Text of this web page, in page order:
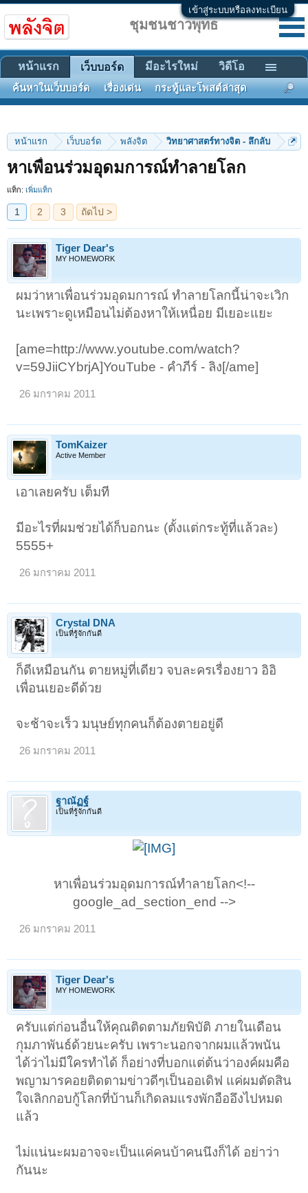
เข้าสู่ระบบหรือลงทะเบียน
หน้าแรก เว็บบอร์ด พลังจิต วิทยาศาสตร์ทางจิต - ลึกลับ
หาเพื่อนร่วมอุดมการณ์ทำลายโลก
แท็ก: เพิ่มแท็ก
1 2 3 ถัดไป >
Tiger Dear's
MY HOMEWORK
ผมว่าหาเพื่อนร่วมอุดมการณ์ ทำลายโลกนี้น่าจะเวิก
นะเพราะดูเหมือนไม่ต้องหาให้เหนื่อย มีเยอะแยะ
[ame=http://www.youtube.com/watch?
v=59JiiCYbrjA]YouTube - คำภีร์ - ลิง[/ame]
26 มกราคม 2011
TomKaizer
Active Member
เอาเลยครับ เต็มที
มีอะไรที่ผมช่วยได้ก็บอกนะ (ตั้งแต่กระทู้ที่แล้วละ)
5555+
26 มกราคม 2011
Crystal DNA
เป็นที่รู้จักกันดี
ก็ดีเหมือนกัน ตายหมู่ที่เดียว จบละครเรื่องยาว อิอิ
เพื่อนเยอะดีด้วย
จะช้าจะเร็ว มนุษย์ทุกคนก็ต้องตายอยู่ดี
26 มกราคม 2011
ฐาณัฏฐ์
เป็นที่รู้จักกันดี
หาเพื่อนร่วมอุดมการณ์ทำลายโลก<!--
google_ad_section_end -->​
26 มกราคม 2011
Tiger Dear's
MY HOMEWORK
ครับแต่ก่อนอื่นให้คุณติดตามภัยพิบัติ ภายในเดือน
กุมภาพันธ์ด้วยนะครับ เพราะนอกจากผมแล้วพนัน
ได้ว่าไม่มีใครทำได้ ก็อย่างที่บอกแต่ต้นว่าองค์ผมคือ
พญามารคอยติดตามข่าวดีๆเป็นออเดิฟ แค่ผมตัดสิน
ใจเลิกกอบกู้โลกที่บ้านก็เกิดลมแรงพักอืออึงไปหมด
แล้ว
ไม่แน่นะผมอาจจะเป็นแค่คนบ้าคนนึงก็ได้ อย่าว่า
กันนะ
ชุมชนชาวพุทธ
หน้าแรก เว็บบอร์ด
ค้นหาในเว็บบอร์ด เรื่องเด่น กระทู้และโพสต์ล่าสุด
มีอะไรใหม่ วิดีโอ